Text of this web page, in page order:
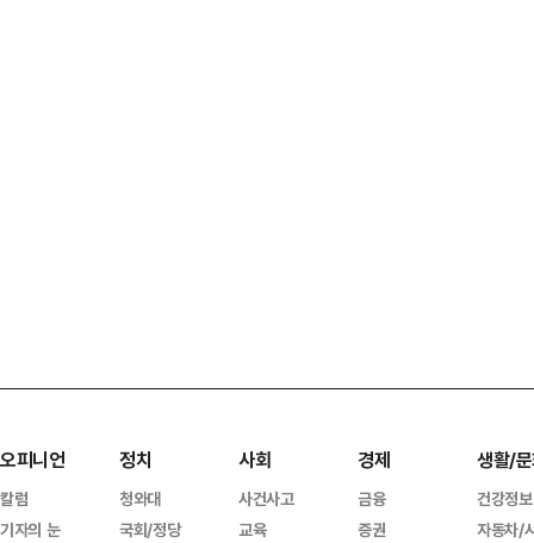
오피니언
칼럼
기자의 눈
정치
청와대
국회/정당
사회
사건사고
교육
경제
금융
증권
생활/
건강정보
자동차/